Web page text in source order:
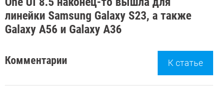
линейки Samsung Galaxy S23, а также
Galaxy A56 и Galaxy A36
Комментарии К статье